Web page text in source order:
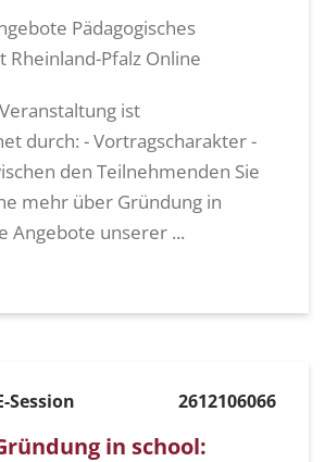
Pädagogisches
Rheinland-Pfalz Online
ist
durch: - Vortragscharakter -
den Teilnehmenden Sie
mehr über Gründung in
Angebote unserer ...
Session 2612106066
in school: